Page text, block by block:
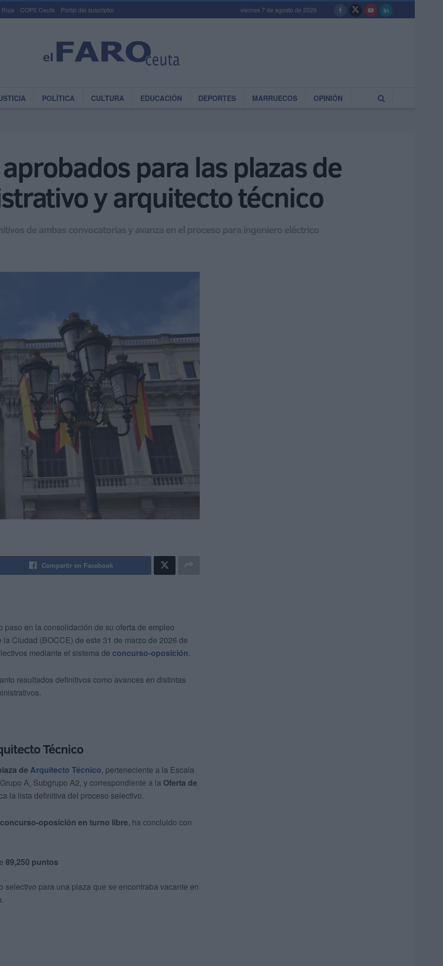
Roja COPE Ceuta Portal del suscriptor viernes 7 de agosto de 2026
POLÍTICA CULTURA EDUCACIÓN DEPORTES MARRUECOS OPINIÓN
para las plazas de
y arquitecto técnico
de ambas convocatorias y avanza en el proceso para ingeniero eléctrico
Compartir en Facebook
en la consolidación de su oferta de empleo
Ciudad (BOCCE) de este 31 de marzo de 2026 de
mediante el sistema de concurso-oposición.
resultados definitivos como avances en distintas
Técnico
de Arquitecto Técnico, perteneciente a la Escala
A, Subgrupo A2, y correspondiente a la Oferta de
la lista definitiva del proceso selectivo.
concurso-oposición en turno libre, ha concluido con
89,250 puntos
para una plaza que se encontraba vacante en